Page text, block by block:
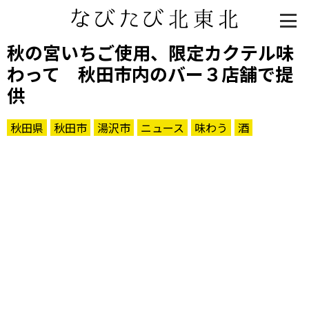
秋の宮いちご使用、限定カクテル味
わって 秋田市内のバー３店舗で提
供
秋田県 秋田市 湯沢市 ニュース 味わう 酒